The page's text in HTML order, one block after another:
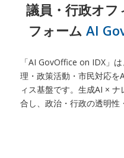
議員・行政オフ
フォームAI
「AI GovOffice on IDX」
理・政策活動・市民対応を
ィス基盤です。生成AI ×
合し、政治・行政の透明性